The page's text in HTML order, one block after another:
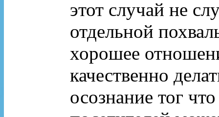
этот случай не
отдельной
хорошее
качественно
осознание тог